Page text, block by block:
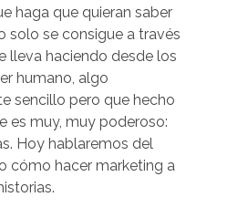
haga que quieran saber
solo se consigue a través
lleva haciendo desde los
humano, algo
sencillo pero que hecho
es muy, muy poderoso:
Hoy hablaremos del
o cómo hacer marketing a